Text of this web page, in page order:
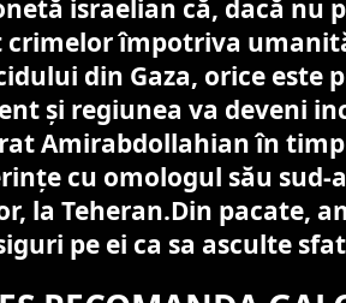
israelian că, dacă nu
crimelor împotriva
din Gaza, orice este
şi regiunea va deveni
Amirabdollahian în
cu omologul său sud-
la Teheran.Din pacate,
pe ei ca sa asculte